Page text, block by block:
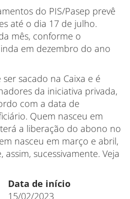
do PIS/Pasep prevê
até o dia 17 de julho.
mês, conforme o
em dezembro do ano
sacado na Caixa e é
da iniciativa privada,
com a data de
Quem nasceu em
a liberação do abono no
nasceu em março e abril,
sucessivamente. Veja
Data de início
15/02/2023